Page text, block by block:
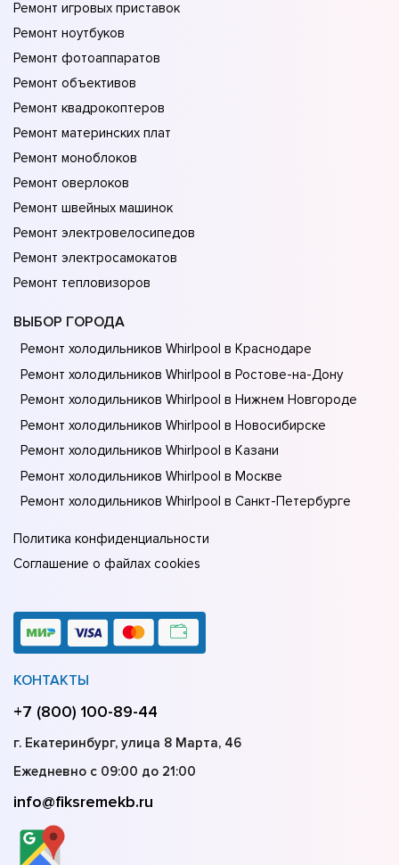
Ремонт игровых приставок
Ремонт ноутбуков
Ремонт фотоаппаратов
Ремонт объективов
Ремонт квадрокоптеров
Ремонт материнских плат
Ремонт моноблоков
Ремонт оверлоков
Ремонт швейных машинок
Ремонт электровелосипедов
Ремонт электросамокатов
Ремонт тепловизоров
ВЫБОР ГОРОДА
Ремонт холодильников Whirlpool в Краснодаре
Ремонт холодильников Whirlpool в Ростове-на-Донy
Ремонт холодильников Whirlpool в Нижнем Новгороде
Ремонт холодильников Whirlpool в Новосибирске
Ремонт холодильников Whirlpool в Казани
Ремонт холодильников Whirlpool в Москве
Ремонт холодильников Whirlpool в Санкт-Петербурге
Политика конфиденциальности
Соглашение о файлах cookies
КОНТАКТЫ
+7 (800) 100-89-44
г. Екатеринбург, улица 8 Марта, 46
Ежедневно с 09:00 до 21:00
info@fiksremekb.ru